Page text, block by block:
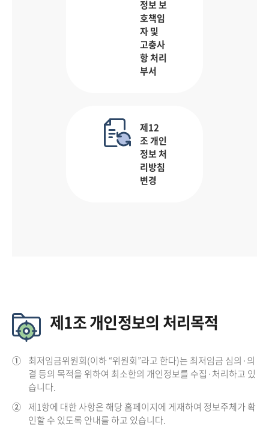
정보 보
호책임
자 및
고충사
항 처리
부서
제12
조 개인
정보 처
리방침
변경
제1조 개인정보의 처리목적
① 최저임금위원회(이하 “위원회”라고 한다)는 최저임금 심의·의
결 등의 목적을 위하여 최소한의 개인정보를 수집·처리하고 있
습니다.
② 제1항에 대한 사항은 해당 홈페이지에 게재하여 정보주체가 확
인할 수 있도록 안내를 하고 있습니다.